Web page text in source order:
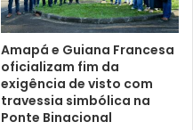
Amapá e Guiana Francesa
oficializam fim da
exigência de visto com
travessia simbólica na
Ponte Binacional